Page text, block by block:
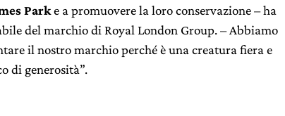
Parke a promuovere la loro conservazione – ha
del marchio di Royal London Group. – Abbiamo
il nostro marchio perché è una creatura fiera e
di generosità”.